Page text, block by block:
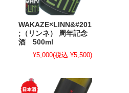
WAKAZE×LINN&#201
;（リンネ） 周年記念
酒 500ml
¥5,000(税込 ¥5,500)